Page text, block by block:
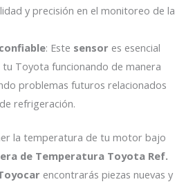
y precisión en el monitoreo de la
: Este sensor es esencial
Toyota funcionando de manera
problemas futuros relacionados
refrigeración.
la temperatura de tu motor bajo
de Temperatura Toyota Ref.
encontrarás piezas nuevas y